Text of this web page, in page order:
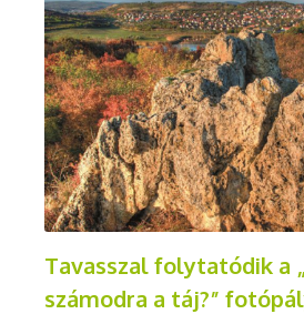
Tavasszal folytatódik a
számodra a táj?”